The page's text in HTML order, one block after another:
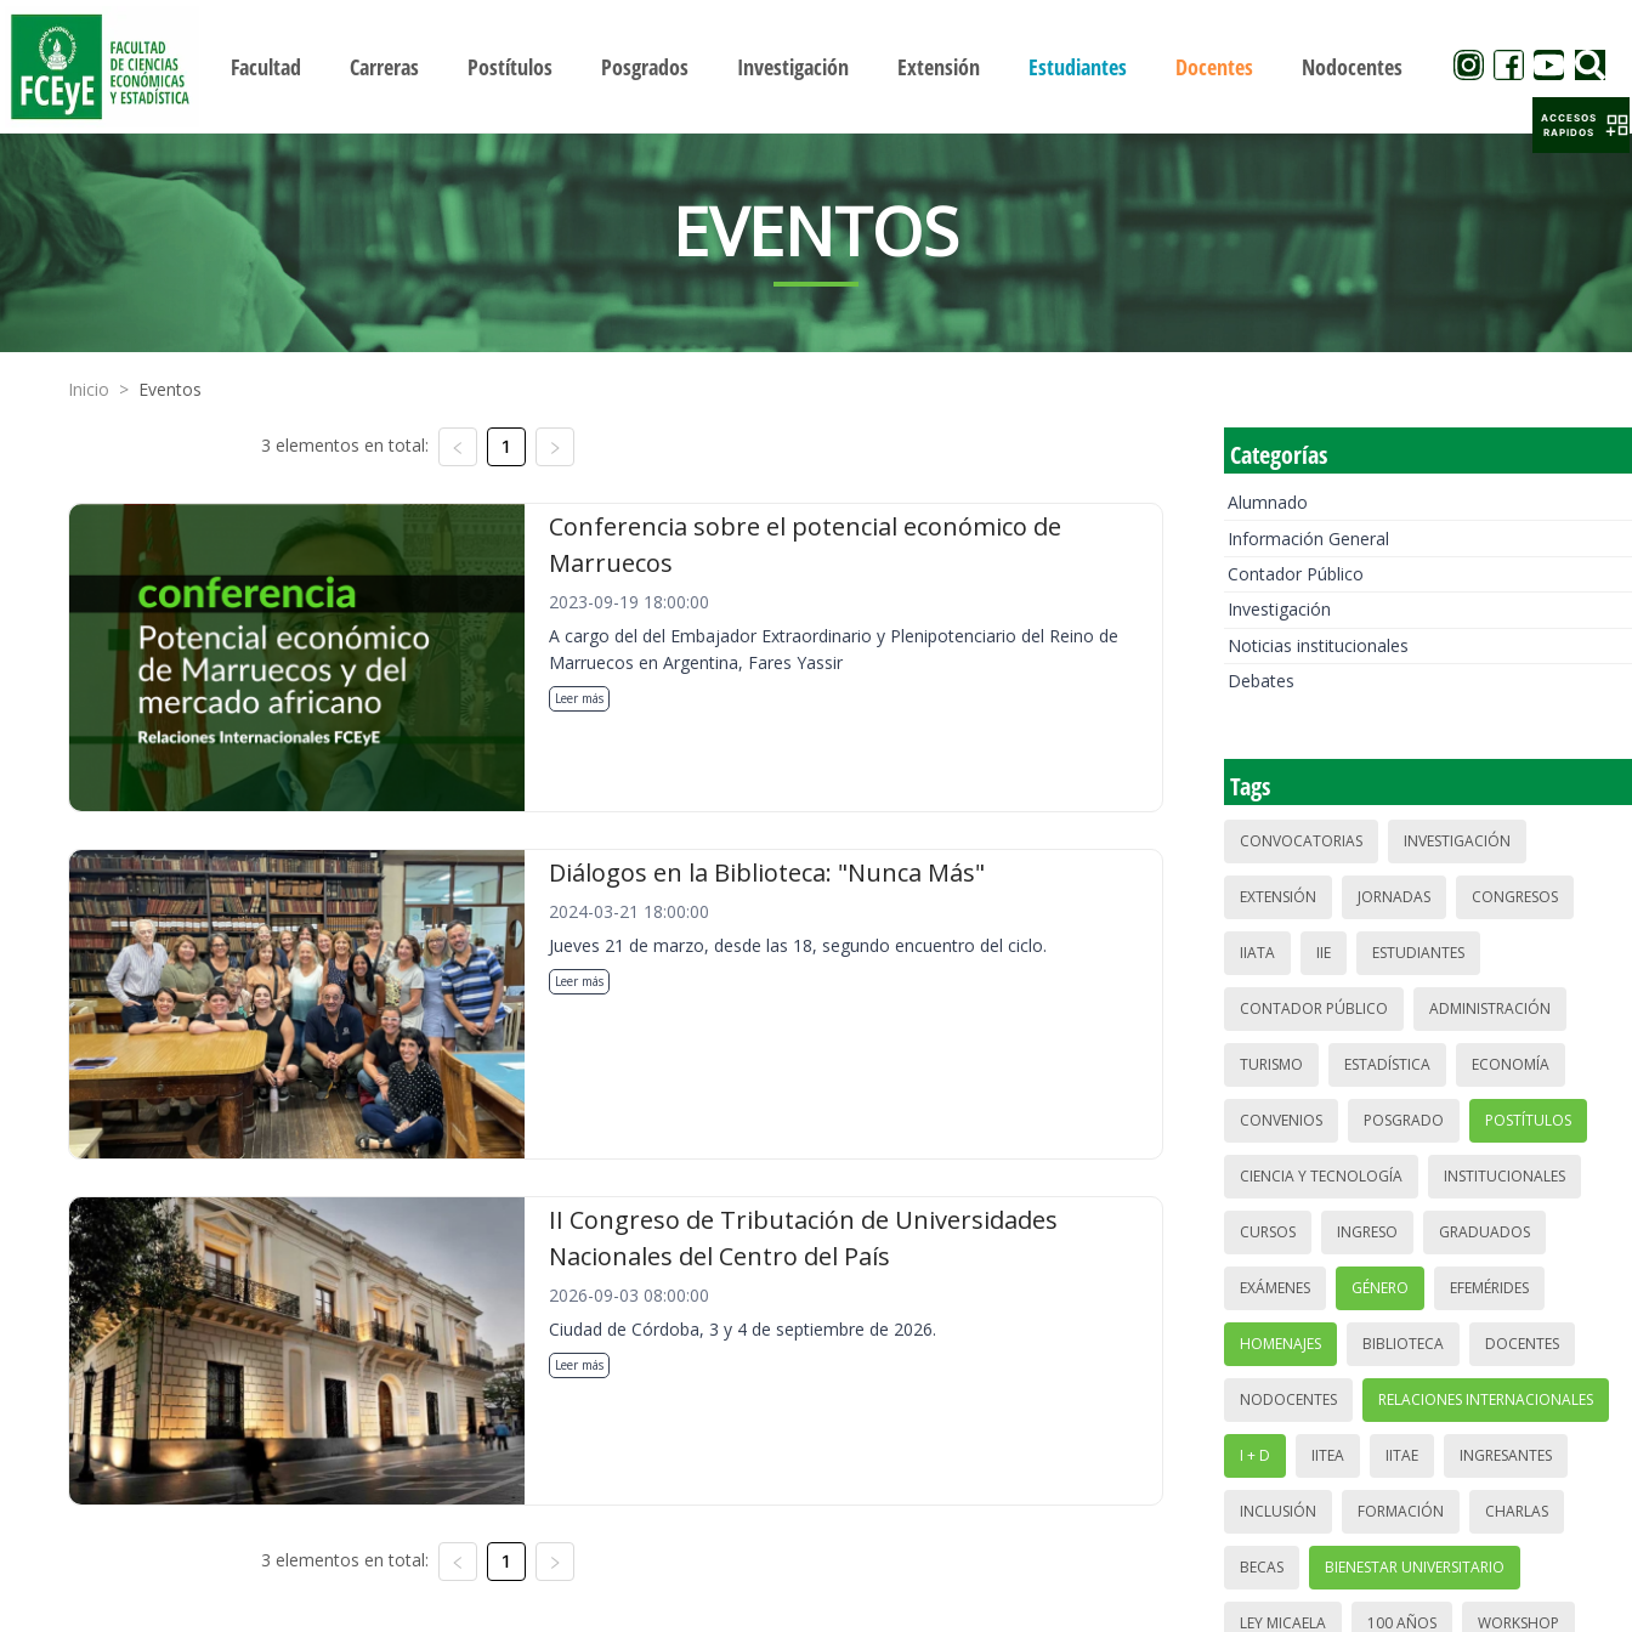
Facultad Carreras Postítulos Posgrados Investigación Extensión Estudiantes Docentes Nodocentes
EVENTOS
Inicio > Eventos
3 elementos en total: 1
Conferencia sobre el potencial económico de
Marruecos
2023-09-19 18:00:00
A cargo del del Embajador Extraordinario y Plenipotenciario del Reino de
Marruecos en Argentina, Fares Yassir
Leer más
Diálogos en la Biblioteca: "Nunca Más"
2024-03-21 18:00:00
Jueves 21 de marzo, desde las 18, segundo encuentro del ciclo.
Leer más
II Congreso de Tributación de Universidades
Nacionales del Centro del País
2026-09-03 08:00:00
Ciudad de Córdoba, 3 y 4 de septiembre de 2026.
Leer más
3 elementos en total: 1
Categorías
Alumnado
Información General
Contador Público
Investigación
Noticias institucionales
Debates
Tags
CONVOCATORIAS INVESTIGACIÓN
EXTENSIÓN JORNADAS CONGRESOS
IIATA IIE ESTUDIANTES
CONTADOR PÚBLICO ADMINISTRACIÓN
TURISMO ESTADÍSTICA ECONOMÍA
CONVENIOS POSGRADO POSTÍTULOS
CIENCIA Y TECNOLOGÍA INSTITUCIONALES
CURSOS INGRESO GRADUADOS
EXÁMENES GÉNERO EFEMÉRIDES
HOMENAJES BIBLIOTECA DOCENTES
NODOCENTES RELACIONES INTERNACIONALES
I + D IITEA IITAE INGRESANTES
INCLUSIÓN FORMACIÓN CHARLAS
BECAS BIENESTAR UNIVERSITARIO
LEY MICAELA 100 AÑOS WORKSHOP
ACCESOS
RAPIDOS